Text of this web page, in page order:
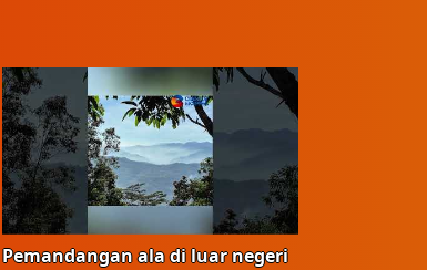
Pemandangan ala di luar negeri